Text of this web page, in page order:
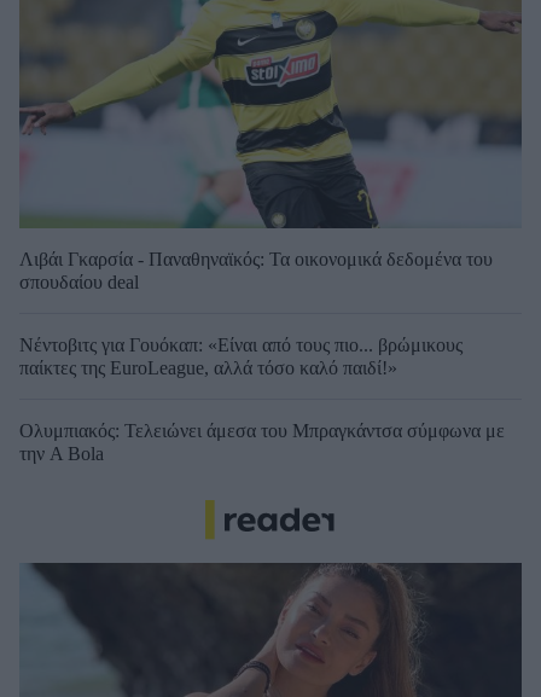
Λιβάι Γκαρσία - Παναθηναϊκός: Τα οικονομικά δεδομένα του
σπουδαίου deal
Νέντοβιτς για Γουόκαπ: «Είναι από τους πιο... βρώμικους
παίκτες της EuroLeague, αλλά τόσο καλό παιδί!»
Ολυμπιακός: Τελειώνει άμεσα του Μπραγκάντσα σύμφωνα με
την A Bola